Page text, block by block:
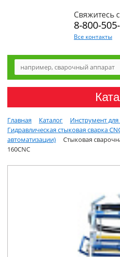
Свяжитесь
8-800-
Все контакты
Главная Каталог
Инструмент
Гидравлическая стыковая сварка
автоматизации)
Стыковая
160CNC